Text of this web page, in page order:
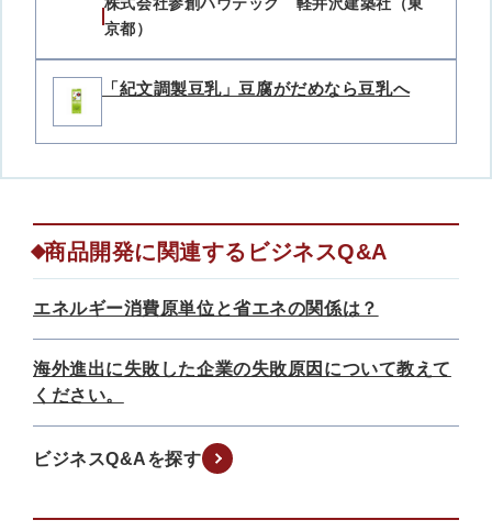
京都）
「紀文調製豆乳」豆腐がだめなら豆乳へ
商品開発に関連するビジネスQ&A
エネルギー消費原単位と省エネの関係は？
海外進出に失敗した企業の失敗原因について教えて
ください。
ビジネスQ&Aを探す